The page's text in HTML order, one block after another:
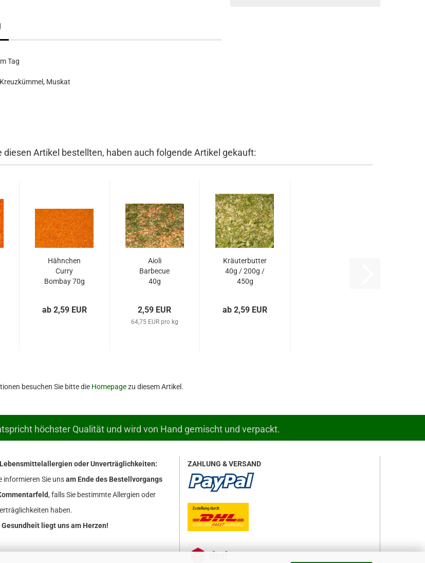
Tag
Muskat
diesen Artikel bestellten, haben auch folgende Artikel gekauft:
Hähnchen
Curry
Bombay 70g
ab 2,59 EUR
Aioli
Barbecue
40g
2,59 EUR
64,75 EUR pro kg
Kräuterbutter
40g / 200g /
450g
ab 2,59 EUR
besuchen Sie bitte die Homepagezu diesem Artikel.
höchster Qualität und wird von Hand gemischt und verpackt.
oder Unverträglichkeiten:
informieren Sie unsam Ende des Bestellvorgangs
, falls Sie bestimmte Allergien oder
haben.
Gesundheit liegt uns am Herzen!
ZAHLUNG & VERSAND